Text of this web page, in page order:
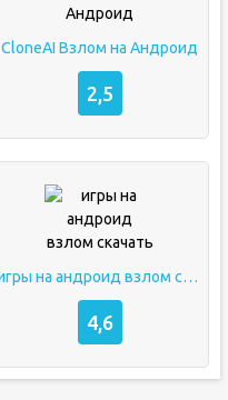
CloneAI Взлом на Андроид
2,5
игры на андроид взлом скачать
4,6